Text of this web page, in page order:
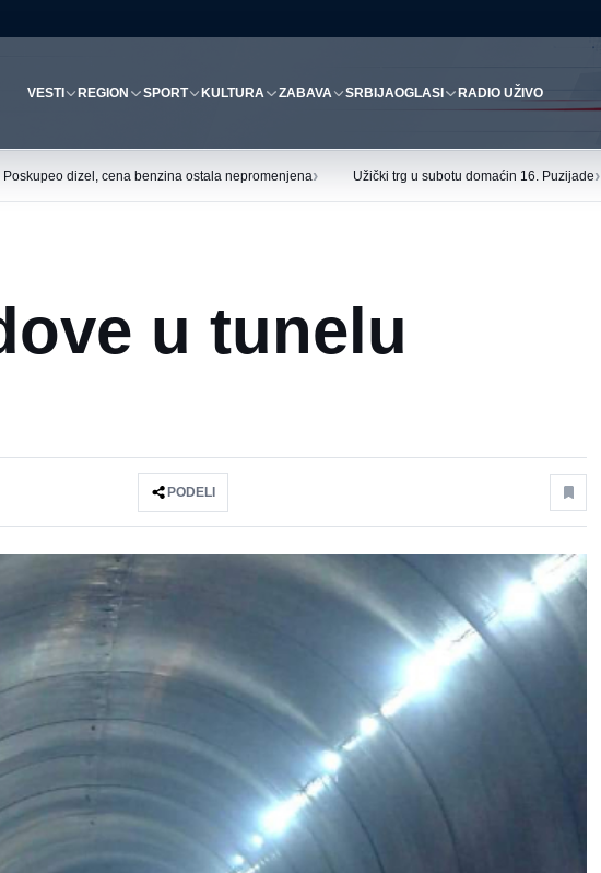
VESTI REGION SPORT KULTURA ZABAVA SRBIJAOGLASI RADIO UŽIVO
Poskupeo dizel, cena benzina ostala nepromenjena› Užički trg u subotu domaćin 16. Puzijade›
u tunelu
PODELI